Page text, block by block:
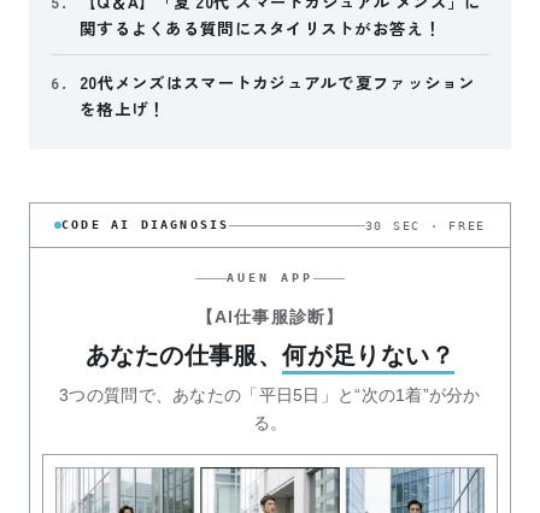
関するよくある質問にスタイリストがお答え！
6.
20代メンズはスマートカジュアルで夏ファッション
を格上げ！
CODE AI DIAGNOSIS 30 SEC · FREE
AUEN APP
【AI仕事服診断】
あなたの仕事服、何が足りない？
3つの質問で、あなたの「平日5日」と“次の1着”が分か
る。